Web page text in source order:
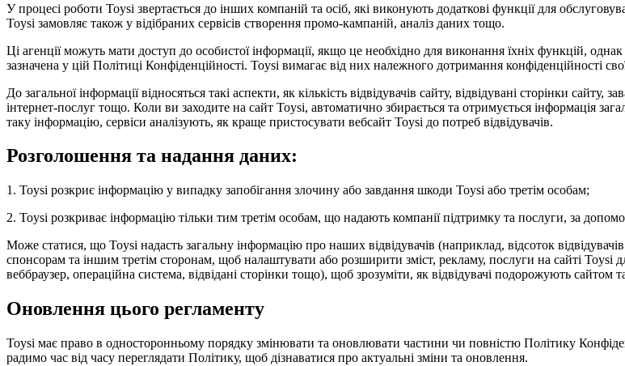
У процесі роботи Toysi звертається до інших компаній та осіб, які виконують додаткові функції для
Toysi замовляє також у відібраних сервісів створення промо-кампаній, аналіз даних тощо.
Ці агенції можуть мати доступ до особистої інформації, якщо це необхідно для виконання їхніх функцій,
зазначена у цій Політиці Конфіденційності. Toysi вимагає від них належного дотримання конфіденційності
До загальної інформації відносяться такі аспекти, як кількість відвідувачів сайту, відвідувані сторінки
інтернет-послуг тощо. Коли ви заходите на сайт Toysi, автоматично збирається та отримується інформація
таку інформацію, сервіси аналізують, як краще пристосувати вебсайт Toysi до потреб відвідувачів.
Розголошення та надання даних:
1. Toysi розкриє інформацію у випадку запобігання злочину або завдання шкоди Toysi або третім особам;
2. Toysi розкриває інформацію тільки тим третім особам, що надають компанії підтримку та послуги, за
Може статися, що Toysi надасть загальну інформацію про наших відвідувачів (наприклад, відсоток
спонсорам та іншим третім сторонам, щоб налаштувати або розширити зміст, рекламу, послуги на сайті Toysi
веббраузер, операційна система, відвідані сторінки тощо), щоб зрозуміти, як відвідувачі подорожують сайтом
Оновлення цього регламенту
Toysi має право в односторонньому порядку змінювати та оновлювати частини чи повністю Політику
радимо час від часу переглядати Політику, щоб дізнаватися про актуальні зміни та оновлення.